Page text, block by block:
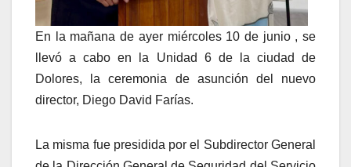
En la mañana de ayer miércoles 10 de junio , se
llevó a cabo en la Unidad 6 de la ciudad de
Dolores, la ceremonia de asunción del nuevo
director, Diego David Farías.
La misma fue presidida por el Subdirector General